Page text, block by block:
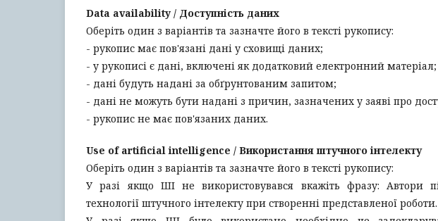
Data availability / Доступність даних
Оберіть один з варіантів та зазначте його в тексті рукопису:
- рукопис має пов'язані дані у сховищі даних;
- у рукописі є дані, включені як додатковий електронний матеріал;
- дані будуть надані за обґрунтованим запитом;
- дані не можуть бути надані з причин, зазначених у заяві про
- рукопис не має пов'язаних даних.
Use of artificial intelligence / Використання штучного інтелекту
Оберіть один з варіантів та зазначте його в тексті рукопису:
У разі якщо ШІ не використовувався вкажіть фразу: Автори
технології штучного інтелекту при створенні представленої роботи.